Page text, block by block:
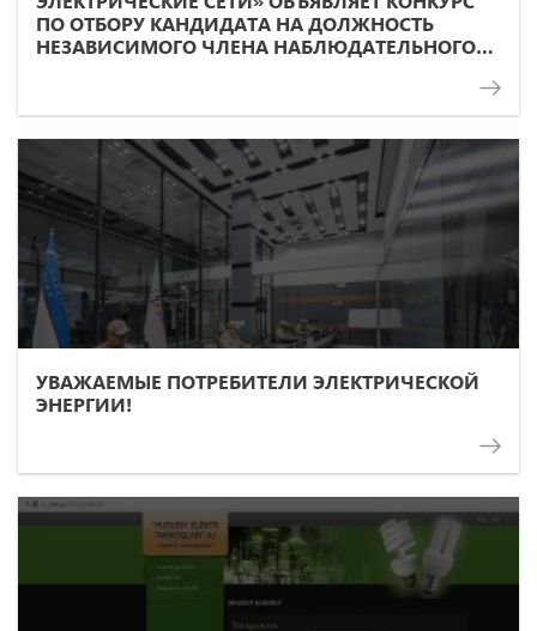
ПО ОТБОРУ КАНДИДАТА НА ДОЛЖНОСТЬ
НЕЗАВИСИМОГО ЧЛЕНА НАБЛЮДАТЕЛЬНОГО
УВАЖАЕМЫЕ ПОТРЕБИТЕЛИ ЭЛЕКТРИЧЕСКОЙ
ЭНЕРГИИ!